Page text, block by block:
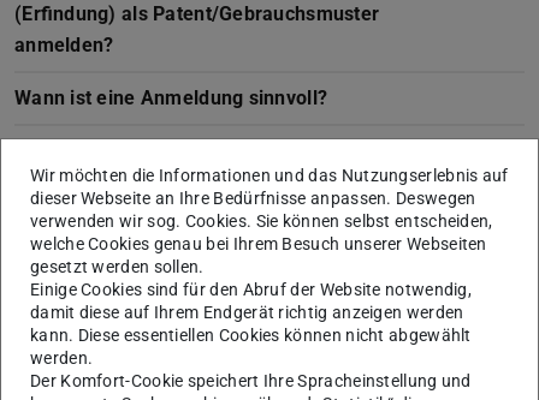
(Erfindung) als Patent/Gebrauchsmuster
anmelden?
Wann ist eine Anmeldung sinnvoll?
Entscheidung für eine Anmeldung
Unterstützung bei der Anmeldung und weitere
Informationen erhalten Sie beim
Dezernat Forschung
Wir möchten die Informationen und das Nutzungserlebnis auf
dieser Webseite an Ihre Bedürfnisse anpassen. Deswegen
verwenden wir sog. Cookies. Sie können selbst entscheiden,
welche Cookies genau bei Ihrem Besuch unserer Webseiten
gesetzt werden sollen.
Einige Cookies sind für den Abruf der Website notwendig,
damit diese auf Ihrem Endgerät richtig anzeigen werden
kann. Diese essentiellen Cookies können nicht abgewählt
werden.
Der Komfort-Cookie speichert Ihre Spracheinstellung und